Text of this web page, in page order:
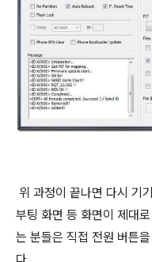
위 과정이 끝나면 다시 기
부팅 화면 등 화면이 제대
는 분들은 직접 전원 버튼